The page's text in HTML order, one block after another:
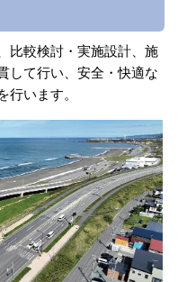
比較検討・実施設計、施
して行い、安全・快適な
行います。